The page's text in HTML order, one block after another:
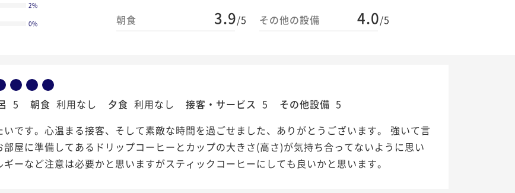
2%
0% 朝食 3.9/5 その他の設備 4.0/5
5 朝食 利用なし 夕食 利用なし 接客・サービス 5 その他設備 5
いです。心温まる接客、そして素敵な時間を過ごせました、ありがとうございます。 強いて言
部屋に準備してあるドリップコーヒーとカップの大きさ(高さ)が気持ち合ってないように思い
ギーなど注意は必要かと思いますがスティックコーヒーにしても良いかと思います。